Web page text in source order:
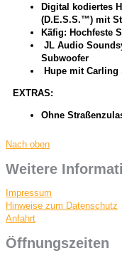
Digital kodiertes
(D.E.S.S.™) mit
Käfig: Hochfeste
JL Audio
Subwoofer
Hupe mit Carling
EXTRAS:
Ohne
Nach oben
Weitere
Impressum
Hinweise zum Datenschutz
Anfahrt
Öffnungszeiten